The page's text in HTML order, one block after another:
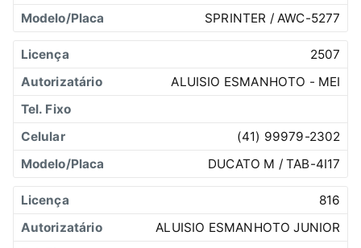
SPRINTER / AWC-5277
2507
ALUISIO ESMANHOTO - MEI
(41) 99979-2302
DUCATO M / TAB-4I17
816
ALUISIO ESMANHOTO JUNIOR